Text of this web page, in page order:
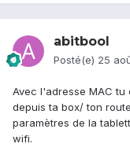
abitbool
Posté(e) 25
Avec l'adresse MAC tu
depuis ta box/ ton
paramètres de la
wifi.